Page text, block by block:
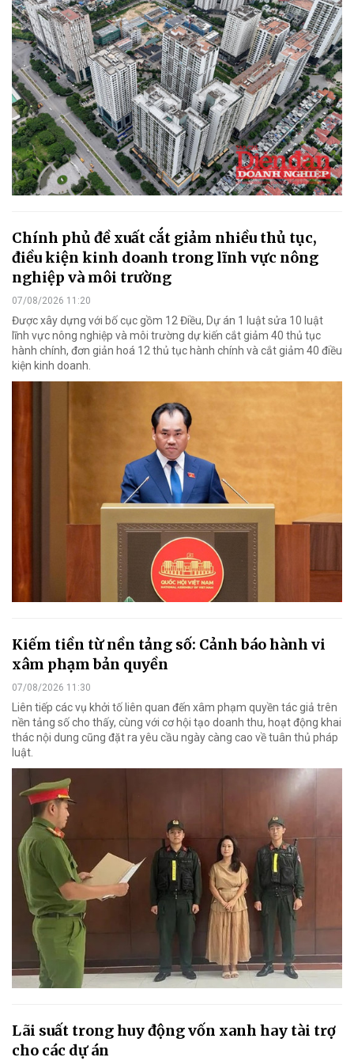
Chính phủ đề xuất cắt giảm nhiều thủ tục,
điều kiện kinh doanh trong lĩnh vực nông
nghiệp và môi trường
07/08/2026 11:20
Được xây dựng với bố cục gồm 12 Điều, Dự án 1 luật sửa 10 luật
lĩnh vực nông nghiệp và môi trường dự kiến cắt giảm 40 thủ tục
hành chính, đơn giản hoá 12 thủ tục hành chính và cắt giảm 40 điều
kiện kinh doanh.
Kiếm tiền từ nền tảng số: Cảnh báo hành vi
xâm phạm bản quyền
07/08/2026 11:30
Liên tiếp các vụ khởi tố liên quan đến xâm phạm quyền tác giả trên
nền tảng số cho thấy, cùng với cơ hội tạo doanh thu, hoạt động khai
thác nội dung cũng đặt ra yêu cầu ngày càng cao về tuân thủ pháp
luật.
Lãi suất trong huy động vốn xanh hay tài trợ
cho các dự án